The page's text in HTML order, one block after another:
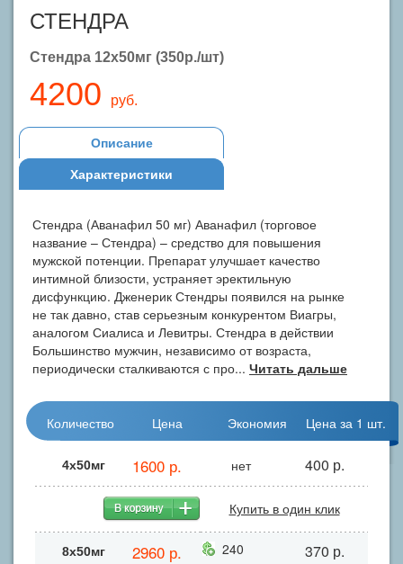
СТЕНДРА
Стендра 12х50мг (350р./шт)
4200 руб.
Описание
Характеристики
Стендра (Аванафил 50 мг) Аванафил (торговое
название – Стендра) – средство для повышения
мужской потенции. Препарат улучшает качество
интимной близости, устраняет эректильную
дисфункцию. Дженерик Стендры появился на рынке
не так давно, став серьезным конкурентом Виагры,
аналогом Сиалиса и Левитры. Стендра в действии
Большинство мужчин, независимо от возраста,
периодически сталкиваются с про... Читать дальше
Количество Цена Экономия Цена за 1 шт.
4х50мг 1600 р. нет 400 р.
Купить в один клик
8х50мг 2960 р. 240 370 р.